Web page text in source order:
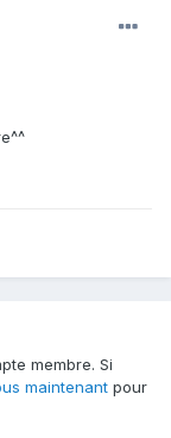
membre. Si
maintenant pour